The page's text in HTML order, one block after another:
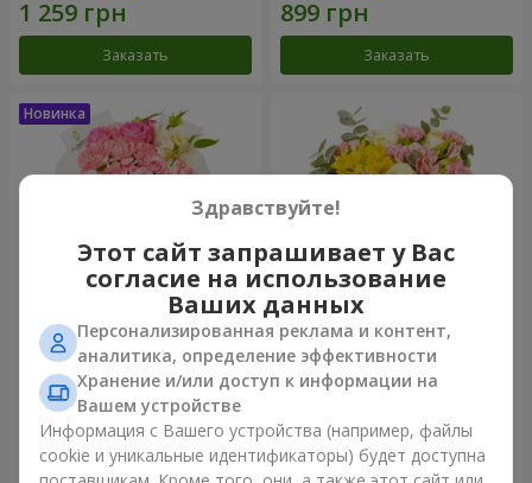
Заказать Заказать
Букет "Розовый зефир"
1 411 грн
Заказать
Букет "Дзинтарс"
Заказать
Здравствуйте!
Этот сайт запрашивает у Вас
согласие на использование
Ваших данных
Персонализированная реклама и контент,
аналитика, определение эффективности
Хранение и/или доступ к информации на
Вашем устройстве
Информация с Вашего устройства (например, файлы
cookie и уникальные идентификаторы) будет доступна